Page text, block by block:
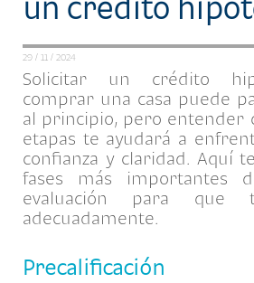
un crédito
29 / 11 / 2024
Solicitar un crédito
comprar una casa puede
al principio, pero entender
etapas te ayudará a
confianza y claridad. Aquí
fases más importantes
evaluación para que
adecuadamente.
Precalificación